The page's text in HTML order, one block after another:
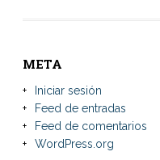
META
Iniciar sesión
Feed de entradas
Feed de comentarios
WordPress.org